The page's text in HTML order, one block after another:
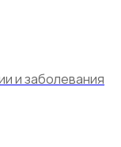
и заболевания